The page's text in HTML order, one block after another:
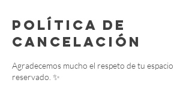
Política de
cancelación
Agradecemos mucho el respeto de tu espacio
reservado. ✨